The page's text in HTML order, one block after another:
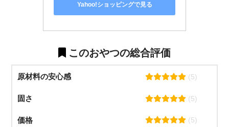
Yahoo!ショッピングで見る
このおやつの総合評価
原材料の安心感 (5)
固さ (5)
価格 (5)